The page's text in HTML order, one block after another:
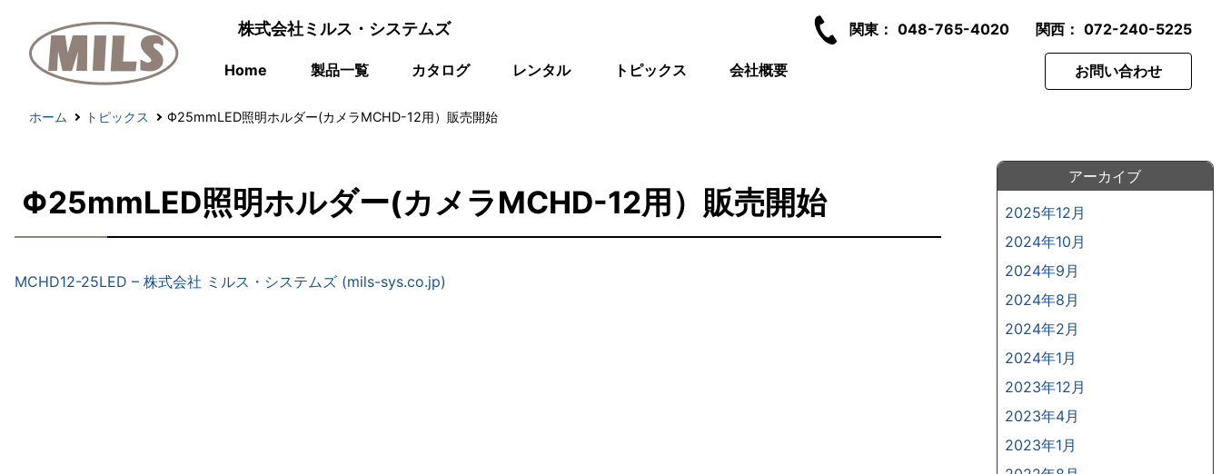
株式会社ミルス・システムズ 関東： 048-765-4020 関西： 072-240-5225
Home 製品一覧 カタログ レンタル トピックス 会社概要 お問い合わせ
ホーム トピックス Φ25mmLED照明ホルダー(カメラMCHD-12用）販売開始
Φ25mmLED照明ホルダー(カメラMCHD-12用）販売開始
MCHD12-25LED – 株式会社 ミルス・システムズ (mils-sys.co.jp)
アーカイブ
2025年12月
2024年10月
2024年9月
2024年8月
2024年2月
2024年1月
2023年12月
2023年4月
2023年1月